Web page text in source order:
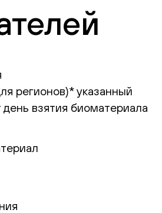
регионов)*указанный
взятия биоматериала